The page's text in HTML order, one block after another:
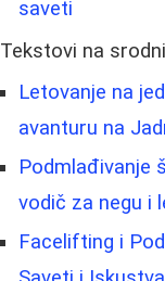
saveti
Tekstovi na
Letovanje na
avanturu na
Podmlađivanje
vodič za negu i
Facelifting i